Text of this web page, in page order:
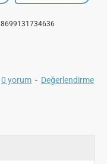
0 yorum - Değerlendirme
8699131734636